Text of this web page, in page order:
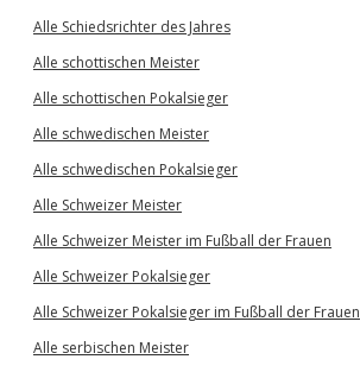
Alle Schiedsrichter des Jahres
Alle schottischen Meister
Alle schottischen Pokalsieger
Alle schwedischen Meister
Alle schwedischen Pokalsieger
Alle Schweizer Meister
Alle Schweizer Meister im Fußball der Frauen
Alle Schweizer Pokalsieger
Alle Schweizer Pokalsieger im Fußball der Frauen
Alle serbischen Meister